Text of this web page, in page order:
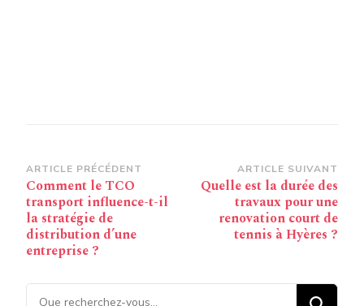
Navigation
d’article
ARTICLE PRÉCÉDENT
Comment le TCO
transport influence-t-il
la stratégie de
distribution d’une
entreprise ?
ARTICLE SUIVANT
Quelle est la durée des
travaux pour une
renovation court de
tennis à Hyères ?
Vous recherchiez quelque